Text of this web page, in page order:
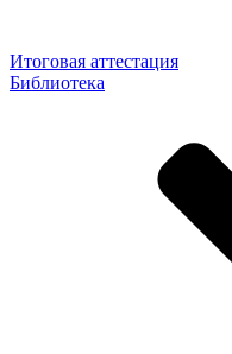
Итоговая аттестация
Библиотека